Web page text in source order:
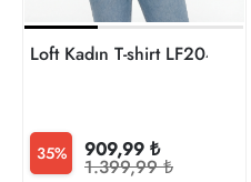
Loft Kadın T-shirt LF2040480
35% 909,99 ₺
1.399,99 ₺